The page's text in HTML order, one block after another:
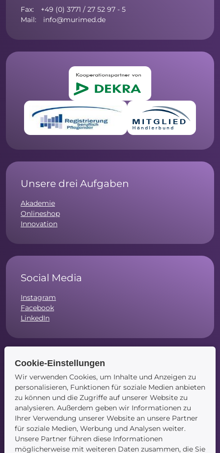
Fax: +49 (0) 3771 / 27 52 97 - 5
Mail: info@murimed.de
Unsere drei Aufgaben
Akademie
Onlineshop
Innovation
Social Media
Instagram
Facebook
LinkedIn
Navigation
Startseite
Blog
Kontakt
Cookie-Einstellungen
Wir verwenden Cookies, um Inhalte und Anzeigen zu
personalisieren, Funktionen für soziale Medien anbieten
zu können und die Zugriffe auf unserer Website zu
analysieren. Außerdem geben wir Informationen zu
Ihrer Verwendung unserer Website an unsere Partner
für soziale Medien, Werbung und Analysen weiter.
Unsere Partner führen diese Informationen
möglicherweise mit weiteren Daten zusammen, die Sie